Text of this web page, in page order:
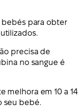
bebés para obter
precisa de
no sangue é
melhora em 10 a 14
seu bebé.